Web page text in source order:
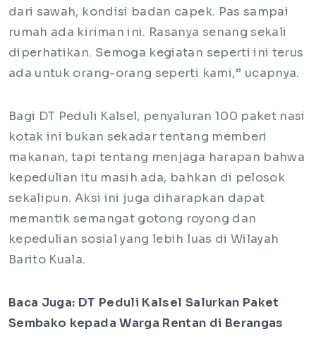
dari sawah, kondisi badan capek. Pas sampai
rumah ada kiriman ini. Rasanya senang sekali
diperhatikan. Semoga kegiatan seperti ini terus
ada untuk orang-orang seperti kami,” ucapnya.
Bagi DT Peduli Kalsel, penyaluran 100 paket nasi
kotak ini bukan sekadar tentang memberi
makanan, tapi tentang menjaga harapan bahwa
kepedulian itu masih ada, bahkan di pelosok
sekalipun. Aksi ini juga diharapkan dapat
memantik semangat gotong royong dan
kepedulian sosial yang lebih luas di Wilayah
Barito Kuala.
Baca Juga: DT Peduli Kalsel Salurkan Paket
Sembako kepada Warga Rentan di Berangas